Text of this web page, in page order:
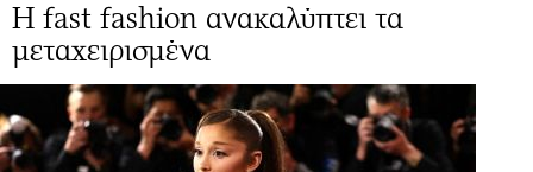
Η fast fashion ανακαλύπτει τα
μεταχειρισμένα